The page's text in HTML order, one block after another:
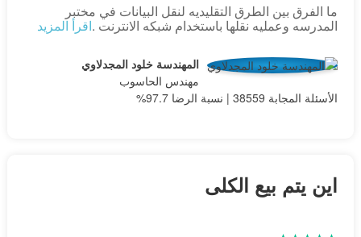
ما الفرق بين الطرق التقليديه لنقل البيانات في مختبر
المدرسه وعمليه نقلها باستخدام شبكه الانترنت .اقرأ المزيد
المهندسة خلود المجدلاوي
مهندس الحاسوب
الأسئلة المجابة 38559 | نسبة الرضا 97.7%
اين يتم بيع الكلى